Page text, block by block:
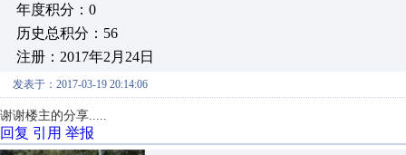
年度积分：0
历史总积分：56
注册：2017年2月24日
发表于：2017-03-19 20:14:06
谢谢楼主的分享.....
回复 引用 举报